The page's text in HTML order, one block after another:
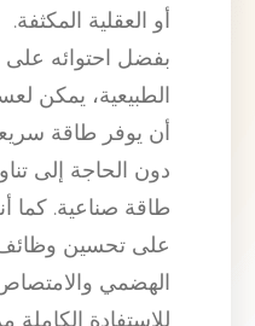
أو العقلية المكثفة.
بفضل احتوائه
الطبيعية، يمكن
أن يوفر طاقة
دون الحاجة إلى
طاقة صناعية. كما
على تحسين وظائف
الهضمي
للاستفادة الكاملة